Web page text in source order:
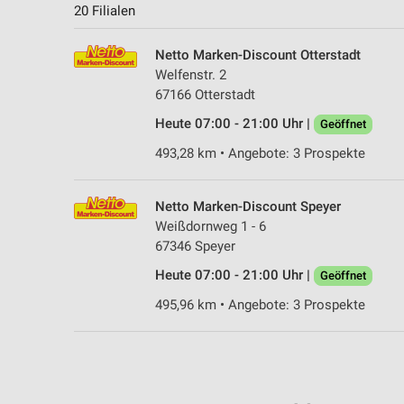
20 Filialen
Netto Marken-Discount Otterstadt
Welfenstr. 2
67166 Otterstadt
Heute 07:00 - 21:00 Uhr |
Geöffnet
493,28 km • Angebote: 3 Prospekte
Netto Marken-Discount Speyer
Weißdornweg 1 - 6
67346 Speyer
Heute 07:00 - 21:00 Uhr |
Geöffnet
495,96 km • Angebote: 3 Prospekte